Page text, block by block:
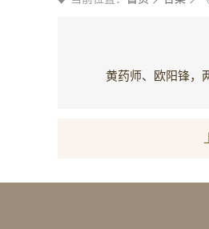
黄药师、欧阳锋，